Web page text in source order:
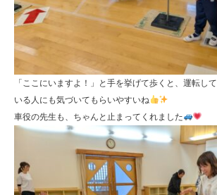
「ここにいますよ！」と手を挙げて歩くと、運転して
いる人にも気づいてもらいやすいね
車役の先生も、ちゃんと止まってくれました